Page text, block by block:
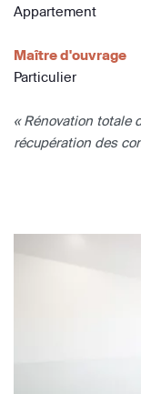
Appartement
Maître d'ouvrage
Particulier
« Rénovation totale
récupération des